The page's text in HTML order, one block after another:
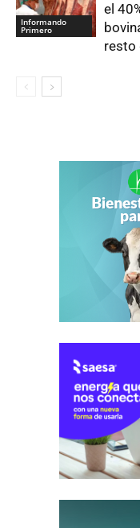
Informando
Primero
el
resto